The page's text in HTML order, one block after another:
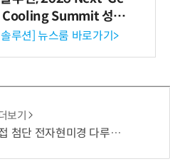
Cooling Summit 성황
료루션] 뉴스룸 바로가기>
보기
과학원리 체득...과학체험 제공 '주니어닥터' 현장